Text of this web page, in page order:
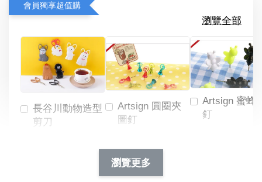
會員獨享超值購
瀏覽全部
長谷川動物造型
剪刀
Artsign 圓圈夾
圖釘
NT$ 19.00
NT$ 66.00
Artsign 蜜蜂
釘
瀏覽更多